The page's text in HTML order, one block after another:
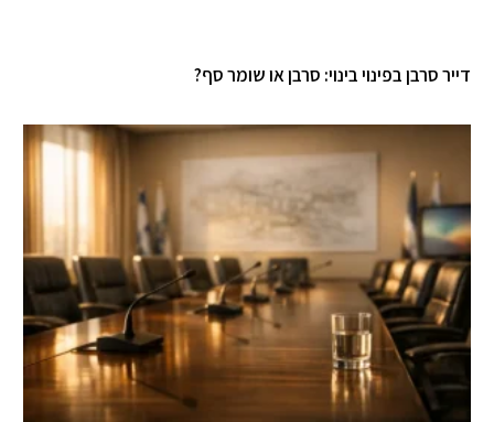
סרבן בפינוי בינוי: סרבן או שומר סף?